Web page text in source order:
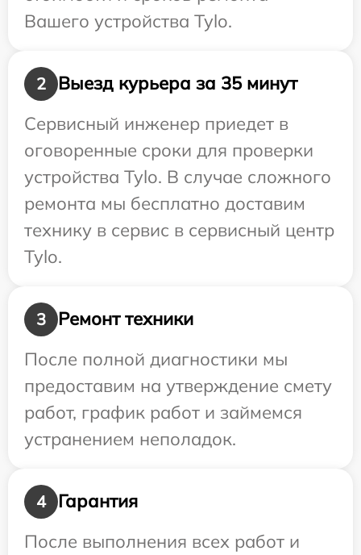
Вашего устройства Tylo.
2
Выезд курьера за 35 минут
Сервисный инженер приедет в
оговоренные сроки для проверки
устройства Tylo. В случае сложного
ремонта мы бесплатно доставим
технику в сервис в сервисный центр
Tylo.
3
Ремонт техники
После полной диагностики мы
предоставим на утверждение смету
работ, график работ и займемся
устранением неполадок.
4
Гарантия
После выполнения всех работ и